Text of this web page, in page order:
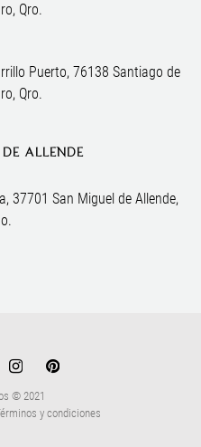
Qro.
Puerto, 76138 Santiago de
Qro.
ALLENDE
37701 San Miguel de Allende,
© 2021
y condiciones